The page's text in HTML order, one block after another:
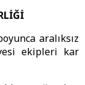
aralıksız
ekipleri kar